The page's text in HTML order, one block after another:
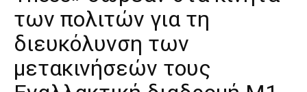
των πολιτών για τη
διευκόλυνση των
μετακινήσεών τους